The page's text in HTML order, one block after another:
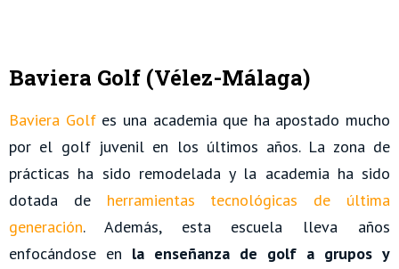
Baviera Golf (Vélez-Málaga)
Baviera Golfes una academia que ha apostado mucho
por el golf juvenil en los últimos años. La zona de
prácticas ha sido remodelada y la academia ha sido
dotada de herramientas tecnológicas de última
generación. Además, esta escuela lleva años
enfocándose en la enseñanza de golf a grupos y